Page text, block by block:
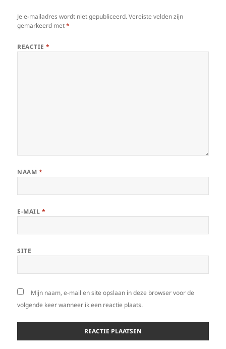
Je e-mailadres wordt niet gepubliceerd. Vereiste velden zijn
gemarkeerd met*
REACTIE*
NAAM *
E-MAIL *
SITE
Mijn naam, e-mail en site opslaan in deze browser voor de
volgende keer wanneer ik een reactie plaats.